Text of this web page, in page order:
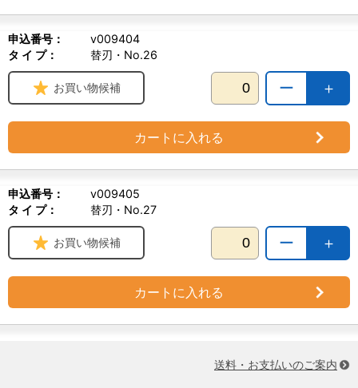
申込番号：
v009404
タ イ プ：
替刃・No.26
＋
ー
お買い物候補
カートに入れる
申込番号：
v009405
タ イ プ：
替刃・No.27
＋
ー
お買い物候補
カートに入れる
送料・お支払いのご案内